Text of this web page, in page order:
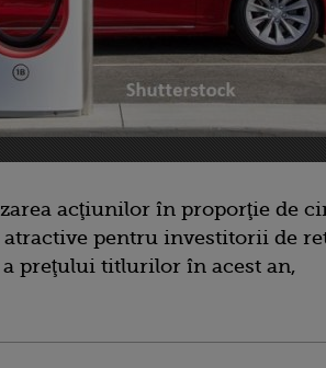
acţiunilor în proporţie de
pentru investitorii de
preţului titlurilor în acest an,